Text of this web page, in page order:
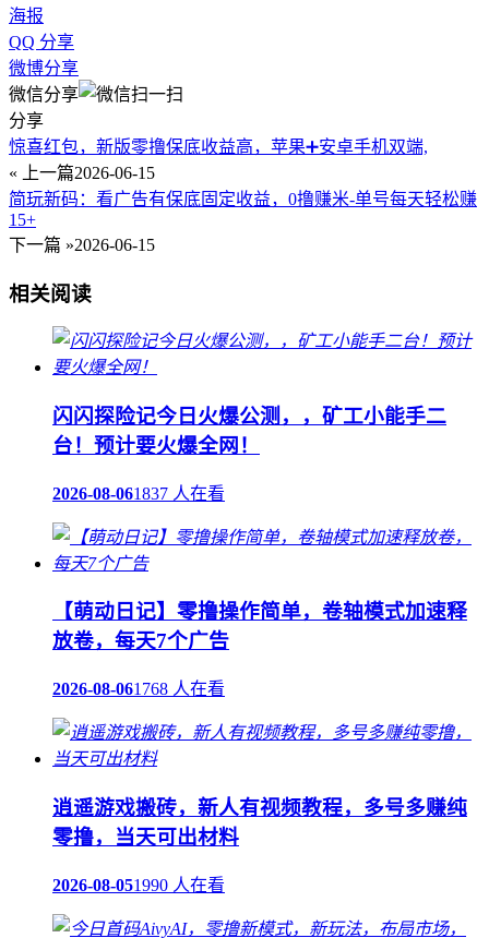
海报
QQ 分享
微博分享
微信分享
分享
惊喜红包，新版零撸保底收益高，苹果➕安卓手机双端,
« 上一篇2026-06-15
简玩新码：看广告有保底固定收益，0撸赚米-单号每天轻松赚
15+
下一篇 »2026-06-15
相关阅读
闪闪探险记今日火爆公测，，矿工小能手二
台！预计要火爆全网！
2026-08-061837 人在看
【萌动日记】零撸操作简单，卷轴模式加速释
放卷，每天7个广告
2026-08-061768 人在看
逍遥游戏搬砖，新人有视频教程，多号多赚纯
零撸，当天可出材料
2026-08-051990 人在看